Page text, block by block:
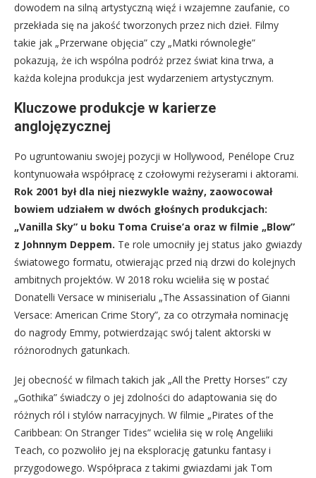
dowodem na silną artystyczną więź i wzajemne zaufanie, co
przekłada się na jakość tworzonych przez nich dzieł. Filmy
takie jak „Przerwane objęcia” czy „Matki równoległe”
pokazują, że ich wspólna podróż przez świat kina trwa, a
każda kolejna produkcja jest wydarzeniem artystycznym.
Kluczowe produkcje w karierze
anglojęzycznej
Po ugruntowaniu swojej pozycji w Hollywood, Penélope Cruz
kontynuowała współpracę z czołowymi reżyserami i aktorami.
Rok 2001 był dla niej niezwykle ważny, zaowocował
bowiem udziałem w dwóch głośnych produkcjach:
„Vanilla Sky” u boku Toma Cruise’a oraz w filmie „Blow”
z Johnnym Deppem. Te role umocniły jej status jako gwiazdy
światowego formatu, otwierając przed nią drzwi do kolejnych
ambitnych projektów. W 2018 roku wcieliła się w postać
Donatelli Versace w miniserialu „The Assassination of Gianni
Versace: American Crime Story”, za co otrzymała nominację
do nagrody Emmy, potwierdzając swój talent aktorski w
różnorodnych gatunkach.
Jej obecność w filmach takich jak „All the Pretty Horses” czy
„Gothika” świadczy o jej zdolności do adaptowania się do
różnych ról i stylów narracyjnych. W filmie „Pirates of the
Caribbean: On Stranger Tides” wcieliła się w rolę Angeliiki
Teach, co pozwoliło jej na eksplorację gatunku fantasy i
przygodowego. Współpraca z takimi gwiazdami jak Tom